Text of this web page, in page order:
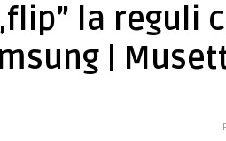
la reguli
|